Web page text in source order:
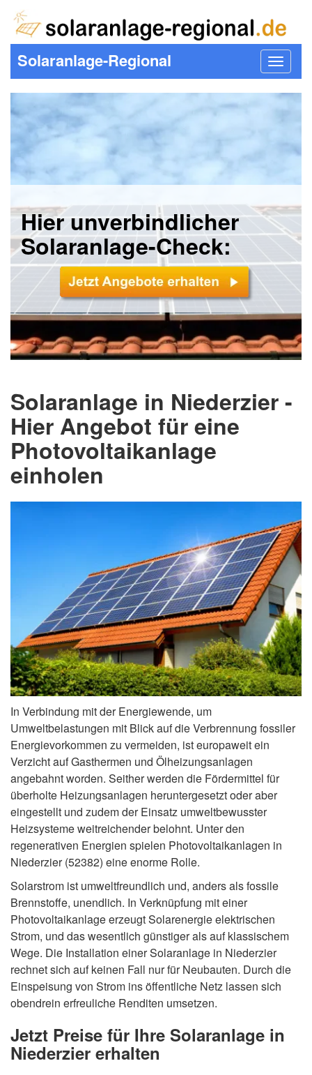
Toggle
Solaranlage-Regional
Hier unverbindlicher
Solaranlage-Check:
Solaranlage in Niederzier -
Hier Angebot für eine
Photovoltaikanlage
einholen
In Verbindung mit der Energiewende, um
Umweltbelastungen mit Blick auf die Verbrennung fossiler
Energievorkommen zu vermeiden, ist europaweit ein
Verzicht auf Gasthermen und Ölheizungsanlagen
angebahnt worden. Seither werden die Fördermittel für
überholte Heizungsanlagen heruntergesetzt oder aber
eingestellt und zudem der Einsatz umweltbewusster
Heizsysteme weitreichender belohnt. Unter den
regenerativen Energien spielen Photovoltaikanlagen in
Niederzier (52382) eine enorme Rolle.
Solarstrom ist umweltfreundlich und, anders als fossile
Brennstoffe, unendlich. In Verknüpfung mit einer
Photovoltaikanlage erzeugt Solarenergie elektrischen
Strom, und das wesentlich günstiger als auf klassischem
Wege. Die Installation einer Solaranlage in Niederzier
rechnet sich auf keinen Fall nur für Neubauten. Durch die
Einspeisung von Strom ins öffentliche Netz lassen sich
obendrein erfreuliche Renditen umsetzen.
Jetzt Preise für Ihre Solaranlage in
Niederzier erhalten